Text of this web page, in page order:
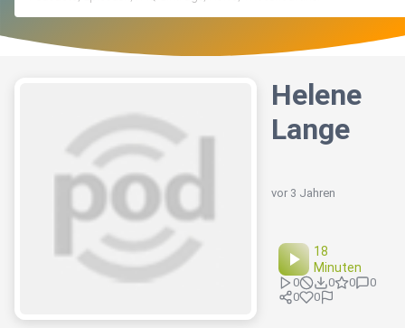
Helene
Lange
vor 3 Jahren
18
Minuten
0 0 0
0
0
0